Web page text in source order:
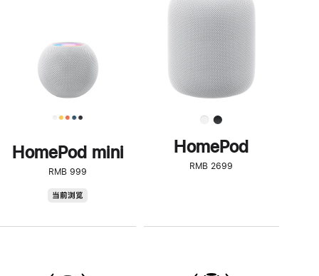
HomePod mini
RMB 999
当前浏览
了
解
HomePod<
HomePod
RMB 2699